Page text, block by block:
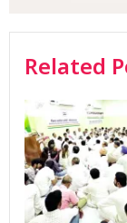
Related